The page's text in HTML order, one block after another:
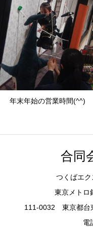
年末年始の営業時間(^^)
合同
つくばエ
東京メトロ
111-0032 東京都台
電